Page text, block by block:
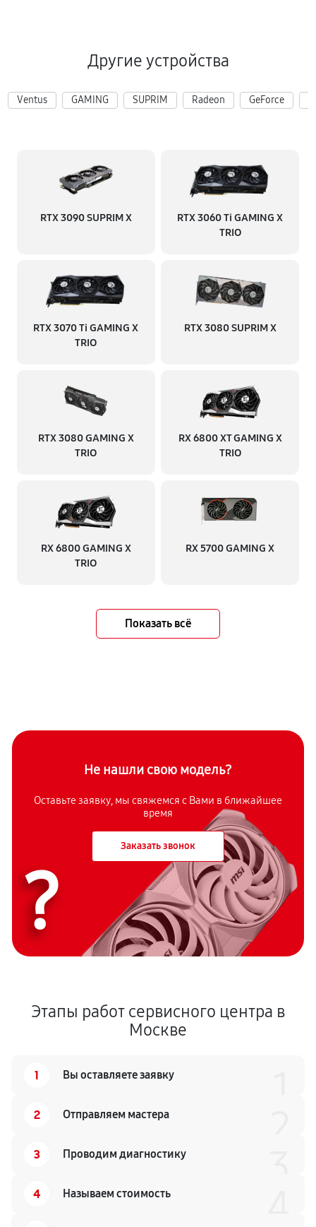
Другие устройства
Ventus GAMING SUPRIM Radeon GeForce
RTX 3090 SUPRIM X
RTX 3060 Ti GAMING X
TRIO
RTX 3070 Ti GAMING X
TRIO
RTX 3080 SUPRIM X
RTX 3080 GAMING X
TRIO
RX 6800 XT GAMING X
TRIO
RX 6800 GAMING X
TRIO
RX 5700 GAMING X
Показать всё
Не нашли свою модель?
Оставьте заявку, мы свяжемся с Вами в ближайшее
время
Заказать звонок
?
Этапы работ сервисного центра в
Москве
1 Вы оставляете заявку
2 Отправляем мастера
3 Проводим диагностику
4 Называем стоимость